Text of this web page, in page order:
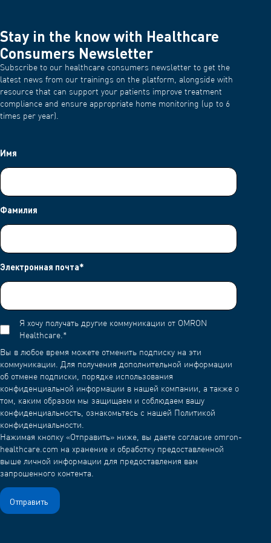
Stay in the know with Healthcare
Consumers Newsletter
Subscribe to our healthcare consumers newsletter to get the
latest news from our trainings on the platform, alongside with
resource that can support your patients improve treatment
compliance and ensure appropriate home monitoring (up to 6
times per year).
Имя
Фамилия
Электронная почта*
Я хочу получать другие коммуникации от OMRON
Healthcare. *
Вы в любое время можете отменить подписку на эти
коммуникации. Для получения дополнительной информации
об отмене подписки, порядке использования
конфиденциальной информации в нашей компании, а также о
том, каким образом мы защищаем и соблюдаем вашу
конфиденциальность, ознакомьтесь с нашей Политикой
конфиденциальности.
Нажимая кнопку «Отправить» ниже, вы даете согласие omron-
healthcare.com на хранение и обработку предоставленной
выше личной информации для предоставления вам
запрошенного контента.